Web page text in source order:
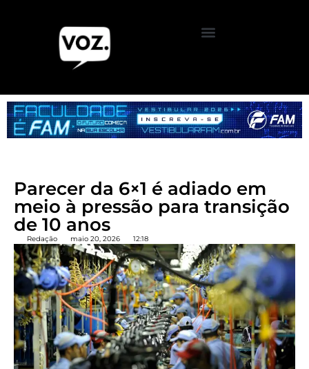
Parecer da 6×1 é adiado em
meio à pressão para transição
de 10 anos
Redação maio 20, 2026 12:18